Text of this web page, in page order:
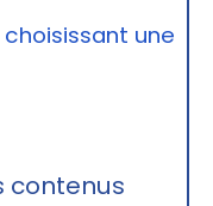
une
contenus